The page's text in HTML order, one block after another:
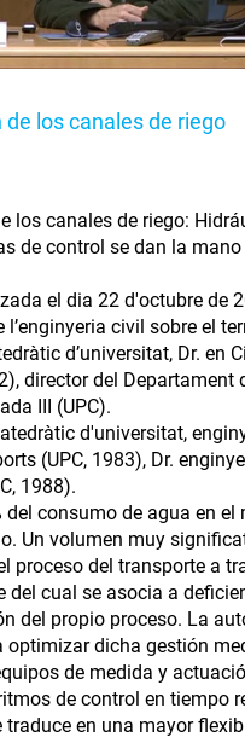
los canales de riego
los canales de riego:
de control se dan la
el dia 22 d'octubre de
l’enginyeria civil sobre el
d’universitat, Dr. en
director del Departament
III (UPC).
d'universitat,
(UPC, 1983), Dr.
1988).
del consumo de agua en el
Un volumen muy
proceso del transporte a
del cual se asocia a
del propio proceso. La
optimizar dicha gestión
de medida y
de control en tiempo
en una mayor